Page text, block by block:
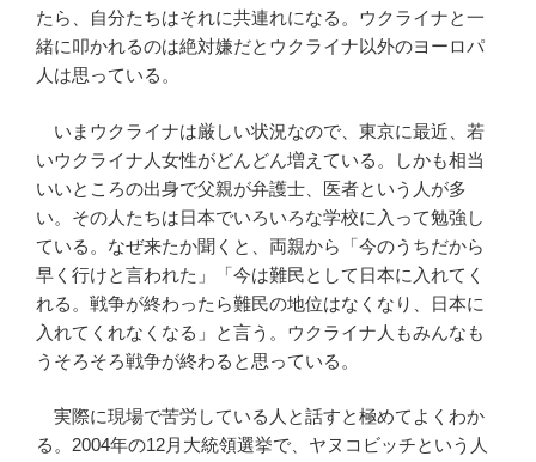
たら、自分たちはそれに共連れになる。ウクライナと一
緒に叩かれるのは絶対嫌だとウクライナ以外のヨーロパ
人は思っている。
いまウクライナは厳しい状況なので、東京に最近、若
いウクライナ人女性がどんどん増えている。しかも相当
いいところの出身で父親が弁護士、医者という人が多
い。その人たちは日本でいろいろな学校に入って勉強し
ている。なぜ来たか聞くと、両親から「今のうちだから
早く行けと言われた」「今は難民として日本に入れてく
れる。戦争が終わったら難民の地位はなくなり、日本に
入れてくれなくなる」と言う。ウクライナ人もみんなも
うそろそろ戦争が終わると思っている。
実際に現場で苦労している人と話すと極めてよくわか
る。2004年の12月大統領選挙で、ヤヌコビッチという人